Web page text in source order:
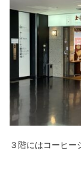
３階にはコーヒー